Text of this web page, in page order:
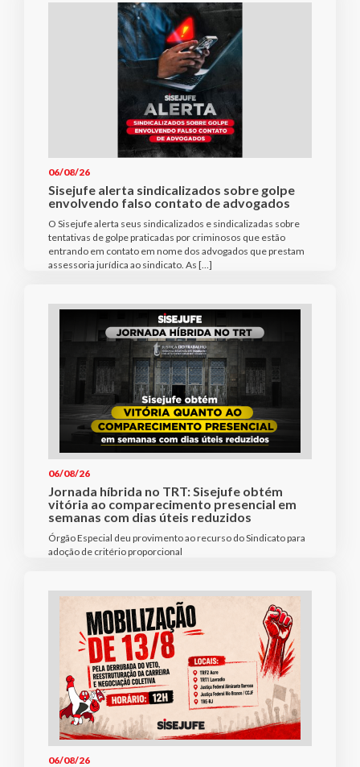
06/08/26
Sisejufe alerta sindicalizados sobre golpe
envolvendo falso contato de advogados
O Sisejufe alerta seus sindicalizados e sindicalizadas sobre
tentativas de golpe praticadas por criminosos que estão
entrando em contato em nome dos advogados que prestam
assessoria jurídica ao sindicato. As […]
06/08/26
Jornada híbrida no TRT: Sisejufe obtém
vitória ao comparecimento presencial em
semanas com dias úteis reduzidos
Órgão Especial deu provimento ao recurso do Sindicato para
adoção de critério proporcional
06/08/26